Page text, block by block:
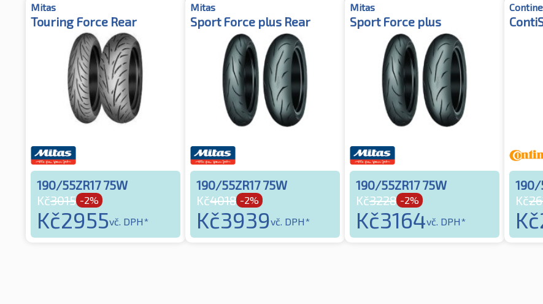
Mitas
Touring Force Rear
190/55ZR17 75W
Kč3015 -2%
Kč2955vč. DPH*
Mitas
Sport Force plus Rear
190/55ZR17 75W
Kč4018 -2%
Kč3939vč. DPH*
Mitas
Sport Force plus
190/55ZR17 75W
Kč3228 -2%
Kč3164vč. DPH*
190/
Kč
Kč